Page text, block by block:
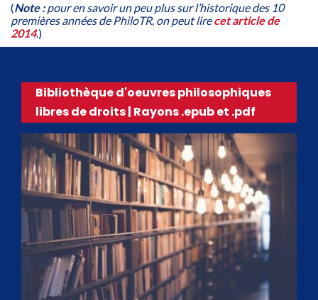
(Note :pour en savoir un peu plus sur l’historique des 10
premières années de PhiloTR, on peut lirecet article de
2014.)
Bibliothèque d'oeuvres philosophiques
libres de droits | Rayons .epub et .pdf